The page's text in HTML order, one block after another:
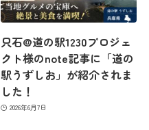
只石@道の駅1230プロジェ
クト様のnote記事に「道の
駅うずしお」が紹介されま
した！
2026年6月7日